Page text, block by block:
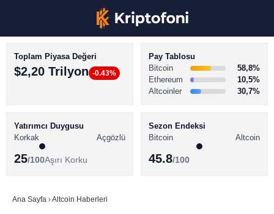
BİTCOİN HABERLERİ
ALTCOİN HABERLERİ
SÖZLÜK
Toplam Piyasa Değeri
$2,20 Trilyon -0.43%
Pay Tablosu
Bitcoin
58,8%
Ethereum
10,5%
Altcoinler
30,7%
Yatırımcı Duygusu
Korkak
Açgözlü
25/100Aşırı Korku
Sezon Endeksi
Bitcoin
Altcoin
45.8/100
Ana Sayfa ›Altcoin Haberleri